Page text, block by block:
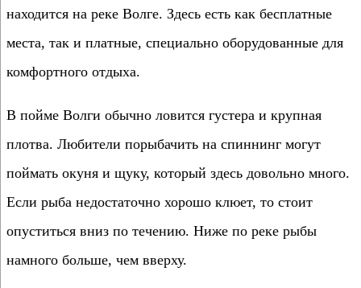
находится на реке Волге. Здесь есть как бесплатные
места, так и платные, специально оборудованные для
комфортного отдыха.
В пойме Волги обычно ловится густера и крупная
плотва. Любители порыбачить на спиннинг могут
поймать окуня и щуку, который здесь довольно много.
Если рыба недостаточно хорошо клюет, то стоит
опуститься вниз по течению. Ниже по реке рыбы
намного больше, чем вверху.